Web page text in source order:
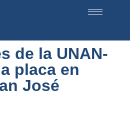
de la UNAN-
placa en
José